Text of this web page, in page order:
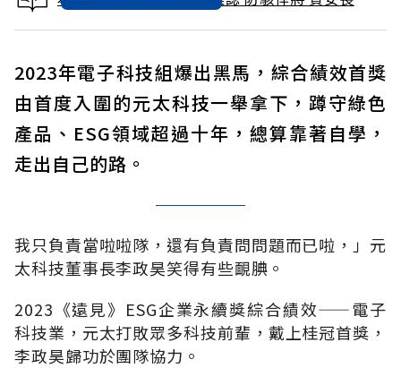
2023年電子科技組爆出黑馬，綜合績效首獎
由首度入圍的元太科技一舉拿下，蹲守綠色
產品、ESG領域超過十年，總算靠著自學，
走出自己的路。
我只負責當啦啦隊，還有負責問問題而已啦，」元
太科技董事長李政昊笑得有些靦腆。
2023《遠見》ESG企業永續獎綜合績效——電子
科技業，元太打敗眾多科技前輩，戴上桂冠首獎，
李政昊歸功於團隊協力。